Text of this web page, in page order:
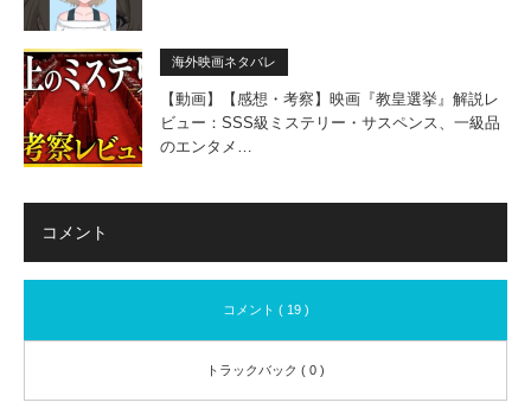
海外映画ネタバレ
【動画】【感想・考察】映画『教皇選挙』解説レ
ビュー：SSS級ミステリー・サスペンス、一級品
のエンタメ…
コメント
コメント ( 19 )
トラックバック ( 0 )